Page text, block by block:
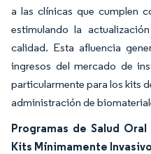
a las clínicas que cumplen
estimulando la
calidad. Esta afluencia
ingresos del mercado de
particularmente para los kits
administración de
Programas de Salud
Kits Mínimamente